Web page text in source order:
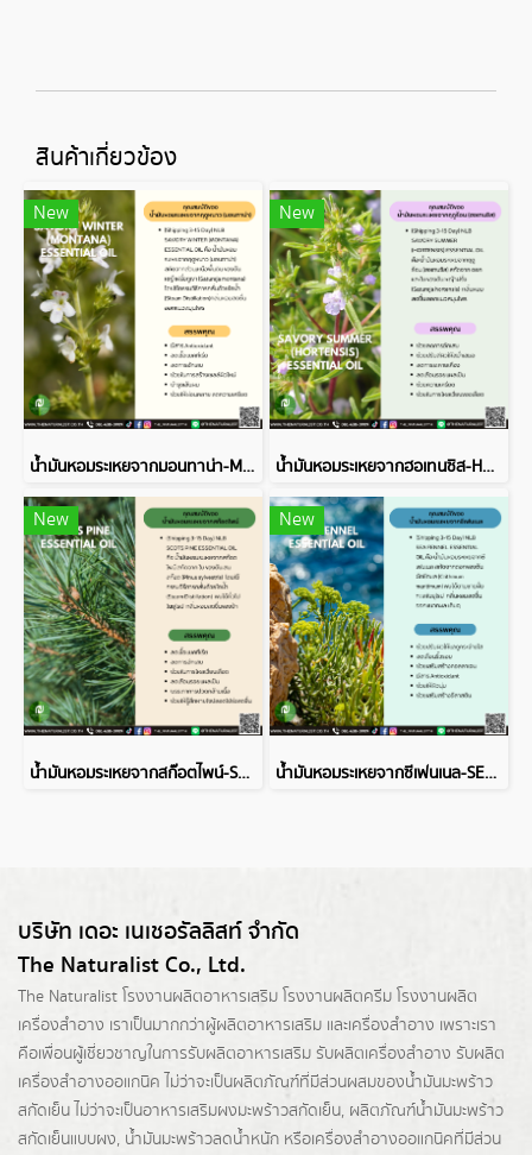
สินค้าเกี่ยวข้อง
New
น้ำมันหอมระเหยจากมอนทาน่า-MONTANA ESSENTIAL OIL
New
น้ำมันหอมระเหยจากฮอเทนซิส-HORTENSIS ESSENTIAL OIL
New
น้ำมันหอมระเหยจากสก๊อตไพน์-SCOTS PINE ESSENTIAL OIL
New
น้ำมันหอมระเหยจากซีเฟนเนล-SEA FENNEL ESSENTIAL OIL
บริษัท เดอะ เนเชอรัลลิสท์ จำกัด
The Naturalist Co., Ltd.
The Naturalist โรงงานผลิตอาหารเสริม โรงงานผลิตครีม โรงงานผลิต
เครื่องสำอาง เราเป็นมากกว่าผู้ผลิตอาหารเสริม และเครื่องสำอาง เพราะเรา
คือเพื่อนผู้เชี่ยวชาญในการรับผลิตอาหารเสริม รับผลิตเครื่องสำอาง รับผลิต
เครื่องสำอางออแกนิค ไม่ว่าจะเป็นผลิตภัณฑ์ที่มีส่วนผสมของน้ำมันมะพร้าว
สกัดเย็น ไม่ว่าจะเป็นอาหารเสริมผงมะพร้าวสกัดเย็น, ผลิตภัณฑ์น้ำมันมะพร้าว
สกัดเย็นแบบผง, น้ำมันมะพร้าวลดน้ำหนัก หรือเครื่องสำอางออแกนิคที่มีส่วน